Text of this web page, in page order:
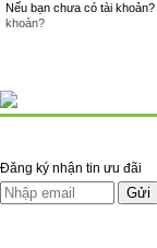
Nếu bạn chưa có tài khoản?
khoản?
Đăng ký nhận tin ưu đãi